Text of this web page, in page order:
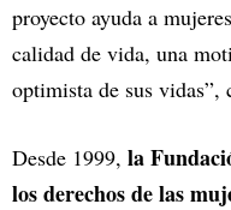
proyecto ayuda a
calidad de vida, una
optimista de sus vidas”,
Desde 1999, la
los derechos de las